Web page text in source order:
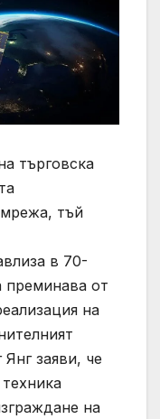
търговска
мрежа, тъй
в 70-
преминава от
на
заяви, че
на